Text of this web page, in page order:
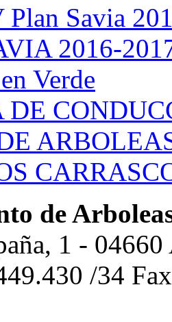
Savia
2016-
Verde
DE
de
1 -
/34